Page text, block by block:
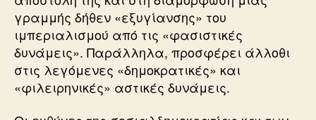
γραμμής δήθεν «εξυγίανσης» του
ιμπεριαλισμού από τις «φασιστικές
δυνάμεις». Παράλληλα, προσφέρει άλλοθι
στις λεγόμενες «δημοκρατικές» και
«φιλειρηνικές» αστικές δυνάμεις.